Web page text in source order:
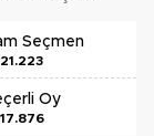
Seçmen
21.223
Oy
17.876